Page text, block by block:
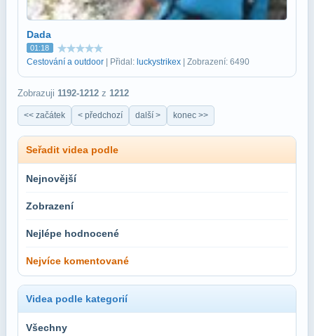
Dada
01:18
Cestování a outdoor | Přidal: luckystrikex | Zobrazení: 6490
Zobrazuji 1192-1212 z 1212
<< začátek < předchozí další > konec >>
Seřadit videa podle
Nejnovější
Zobrazení
Nejlépe hodnocené
Nejvíce komentované
Videa podle kategorií
Všechny